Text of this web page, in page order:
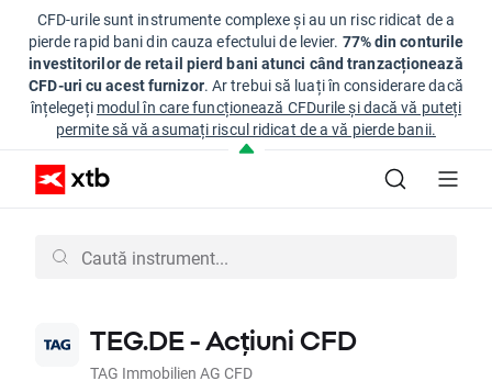
CFD-urile sunt instrumente complexe și au un risc ridicat de a
pierde rapid bani din cauza efectului de levier. 77% din conturile
investitorilor de retail pierd bani atunci când tranzacționează
CFD-uri cu acest furnizor. Ar trebui să luați în considerare dacă
înțelegeți modul în care funcționează CFDurile și dacă vă puteți
permite să vă asumați riscul ridicat de a vă pierde banii.
TEG.DE - Acțiuni CFD
TAG Immobilien AG CFD